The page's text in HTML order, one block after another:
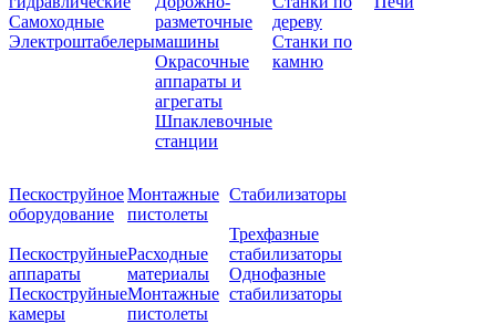
Самоходные
Электроштабелеры
разметочные
машины
Окрасочные
аппараты и
агрегаты
Шпаклевочные
станции
дереву
Станки по
камню
Пескоструйное
оборудование
Пескоструйные
аппараты
Пескоструйные
камеры
Монтажные
пистолеты
Расходные
материалы
Монтажные
пистолеты
Стабилизаторы
Трехфазные
стабилизаторы
Однофазные
стабилизаторы